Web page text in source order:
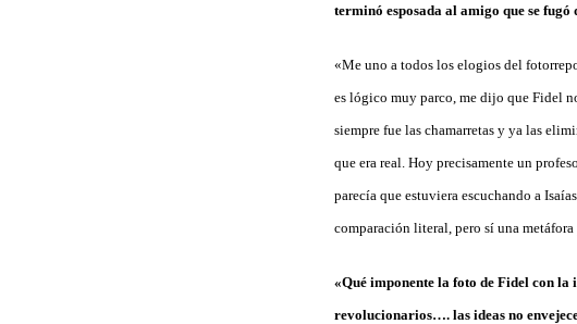
terminó esposada al amigo que se
«Me uno a todos los elogios del
es lógico muy parco, me dijo que Fidel
siempre fue las chamarretas y ya las
que era real. Hoy precisamente un
parecía que estuviera escuchando a
comparación literal, pero sí una metáfora
«Qué imponente la foto de Fidel con la
revolucionarios…. las ideas no